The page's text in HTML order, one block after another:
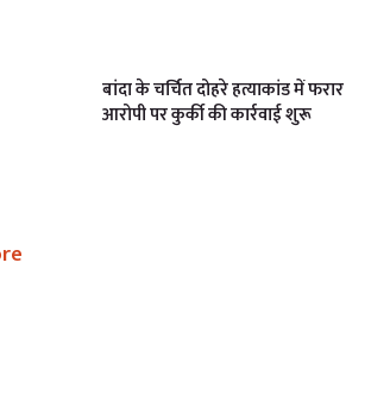
बांदा के चर्चित दोहरे हत्याकांड में फरार
आरोपी पर कुर्की की कार्रवाई शुरू